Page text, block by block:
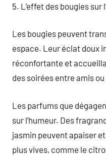
5. L’effet des bougies sur
Les bougies peuvent
espace. Leur éclat doux
réconfortante et
des soirées entre amis
Les parfums que
sur l’humeur. Des
jasmin peuvent apaiser
plus vives, comme le